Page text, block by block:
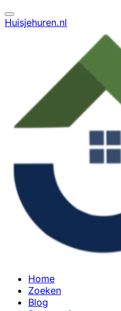
Huisjehuren.nl
Home
Zoeken
Blog